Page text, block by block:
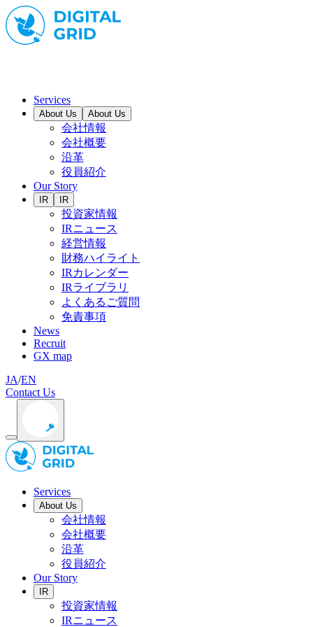
Services
About Us About Us
会社情報
会社概要
沿革
役員紹介
Our Story
IR IR
投資家情報
IRニュース
経営情報
財務ハイライト
IRカレンダー
IRライブラリ
よくあるご質問
免責事項
News
Recruit
GX map
JA/EN
Contact Us
Services
About Us
会社情報
会社概要
沿革
役員紹介
Our Story
IR
投資家情報
IRニュース